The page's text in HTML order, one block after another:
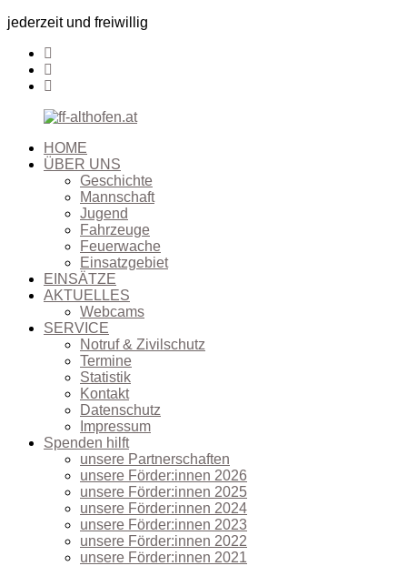
jederzeit und freiwillig
HOME
ÜBER UNS
Geschichte
Mannschaft
Jugend
Fahrzeuge
Feuerwache
Einsatzgebiet
EINSÄTZE
AKTUELLES
Webcams
SERVICE
Notruf & Zivilschutz
Termine
Statistik
Kontakt
Datenschutz
Impressum
Spenden hilft
unsere Partnerschaften
unsere Förder:innen 2026
unsere Förder:innen 2025
unsere Förder:innen 2024
unsere Förder:innen 2023
unsere Förder:innen 2022
unsere Förder:innen 2021